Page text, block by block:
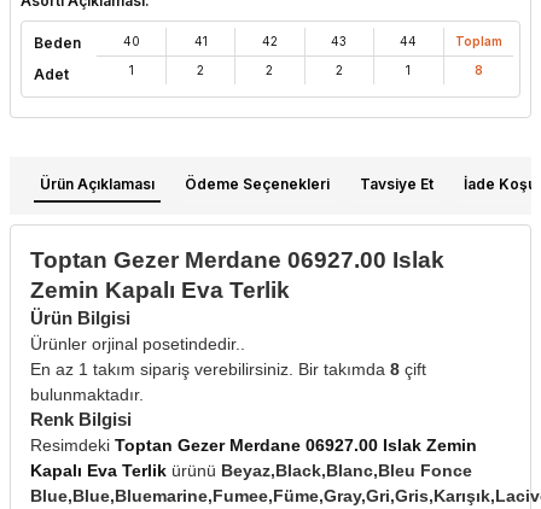
Beden
Adet
40
1
41
2
42
2
43
2
44
1
Toplam
8
Ürün Açıklaması Ödeme Seçenekleri Tavsiye Et İade
Toptan Gezer Merdane 06927.00 Islak
Zemin Kapalı Eva Terlik
Ürün Bilgisi
Ürünler orjinal posetindedir..
En az 1 takım sipariş verebilirsiniz. Bir takımda 8 çift
bulunmaktadır.
Renk Bilgisi
Resimdeki Toptan Gezer Merdane 06927.00 Islak Zemin
Kapalı Eva Terlik ürünü Beyaz,Black,Blanc,Bleu Fonce